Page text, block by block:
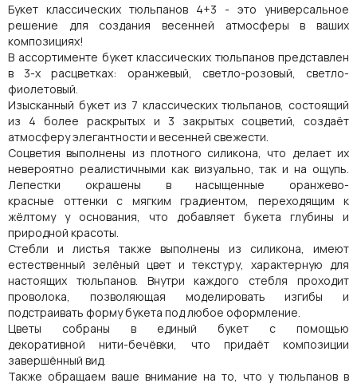
Букет классических тюльпанов 4+3 - это универсальное
решение для создания весенней атмосферы в ваших
композициях!
В ассортименте букет классических тюльпанов представлен
в 3-х расцветках: оранжевый, светло-розовый, светло-
фиолетовый.
Изысканный букет из 7 классических тюльпанов, состоящий
из 4 более раскрытых и 3 закрытых соцветий, создаёт
атмосферу элегантности и весенней свежести.
Соцветия выполнены из плотного силикона, что делает их
невероятно реалистичными как визуально, так и на ощупь.
Лепестки окрашены в насыщенные оранжево-
красные оттенки с мягким градиентом, переходящим к
жёлтому у основания, что добавляет букета глубины и
природной красоты.
Стебли и листья также выполнены из силикона, имеют
естественный зелёный цвет и текстуру, характерную для
настоящих тюльпанов. Внутри каждого стебля проходит
проволока, позволяющая моделировать изгибы и
подстраивать форму букета под любое оформление.
Цветы собраны в единый букет с помощью
декоративной нити-бечёвки, что придаёт композиции
завершённый вид.
Также обращаем ваше внимание на то, что у тюльпанов в